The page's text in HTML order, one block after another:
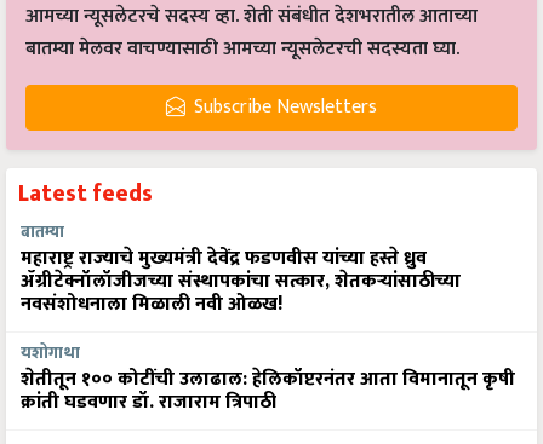
आमच्या न्यूसलेटरचे सदस्य व्हा. शेती संबंधीत देशभरातील आताच्या
बातम्या मेलवर वाचण्यासाठी आमच्या न्यूसलेटरची सदस्यता घ्या.
Subscribe Newsletters
Latest feeds
बातम्या
महाराष्ट्र राज्याचे मुख्यमंत्री देवेंद्र फडणवीस यांच्या हस्ते ध्रुव
ॲग्रीटेक्नॉलॉजीजच्या संस्थापकांचा सत्कार, शेतकऱ्यांसाठीच्या
नवसंशोधनाला मिळाली नवी ओळख!
यशोगाथा
शेतीतून १०० कोटींची उलाढाल: हेलिकॉप्टरनंतर आता विमानातून कृषी
क्रांती घडवणार डॉ. राजाराम त्रिपाठी